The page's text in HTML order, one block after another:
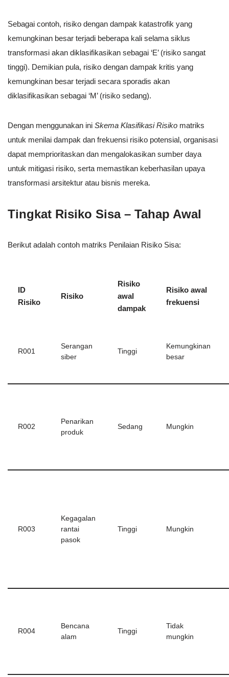
Sebagai contoh, risiko dengan dampak katastrofik yang
kemungkinan besar terjadi beberapa kali selama siklus
transformasi akan diklasifikasikan sebagai ‘E’ (risiko sangat
tinggi). Demikian pula, risiko dengan dampak kritis yang
kemungkinan besar terjadi secara sporadis akan
diklasifikasikan sebagai ‘M’ (risiko sedang).
Dengan menggunakan ini Skema Klasifikasi Risiko matriks
untuk menilai dampak dan frekuensi risiko potensial, organisasi
dapat memprioritaskan dan mengalokasikan sumber daya
untuk mitigasi risiko, serta memastikan keberhasilan upaya
transformasi arsitektur atau bisnis mereka.
Tingkat Risiko Sisa – Tahap Awal
Berikut adalah contoh matriks Penilaian Risiko Sisa:
ID
Risiko
Risiko
Risiko
awal
dampak
Risiko awal
frekuensi
R001
Serangan
siber
Tinggi
Kemungkinan
besar
R002
Penarikan
produk
Sedang Mungkin
R003
Kegagalan
rantai
pasok
Tinggi Mungkin
R004
Bencana
alam
Tinggi
Tidak
mungkin